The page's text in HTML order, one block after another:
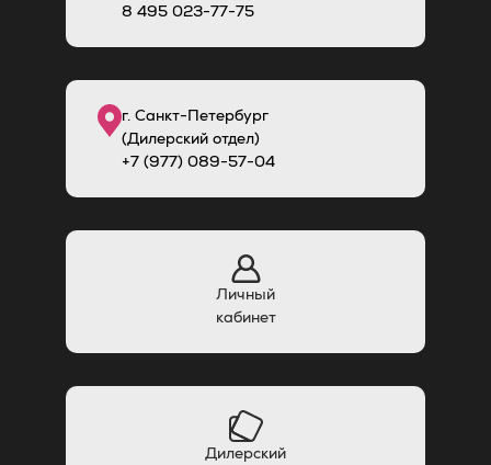
8 495 023-77-75
г. Санкт-Петербург
(Дилерский отдел)
+7 (977) 089-57-04
Личный
кабинет
Дилерский